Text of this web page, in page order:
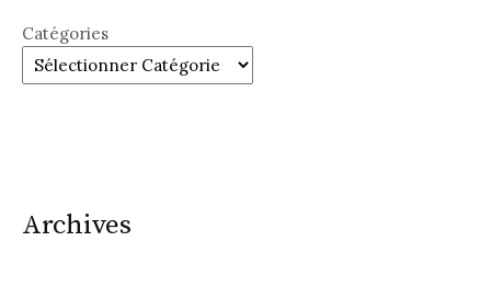
Catégories
Archives